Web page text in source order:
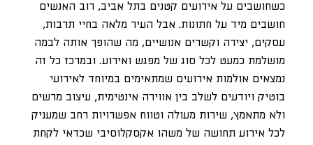
כשחושבים על אירועים קטנים בתל אביב, רוב האנשים
חושבים מיד על חתונות. אבל העיר מלאה בחיי תרבות,
עסקים, יצירה וקשרים אנושיים, מה שהופך אותה לבמה
מושלמת כמעט לכל סוג של מפגש ואירוע. ובמרכז כל זה
נמצאים אולמות אירועים שמתאימים במיוחד לאירועי
בוטיק ויודעים לשלב בין אווירה אינטימית, עיצוב מרשים
ולא מתאמץ, שירות מעולה וטווח אפשרויות רחב שמעניק
לכל אירוע תחושה של משהו אקסקלוסיבי שכדאי לקחת